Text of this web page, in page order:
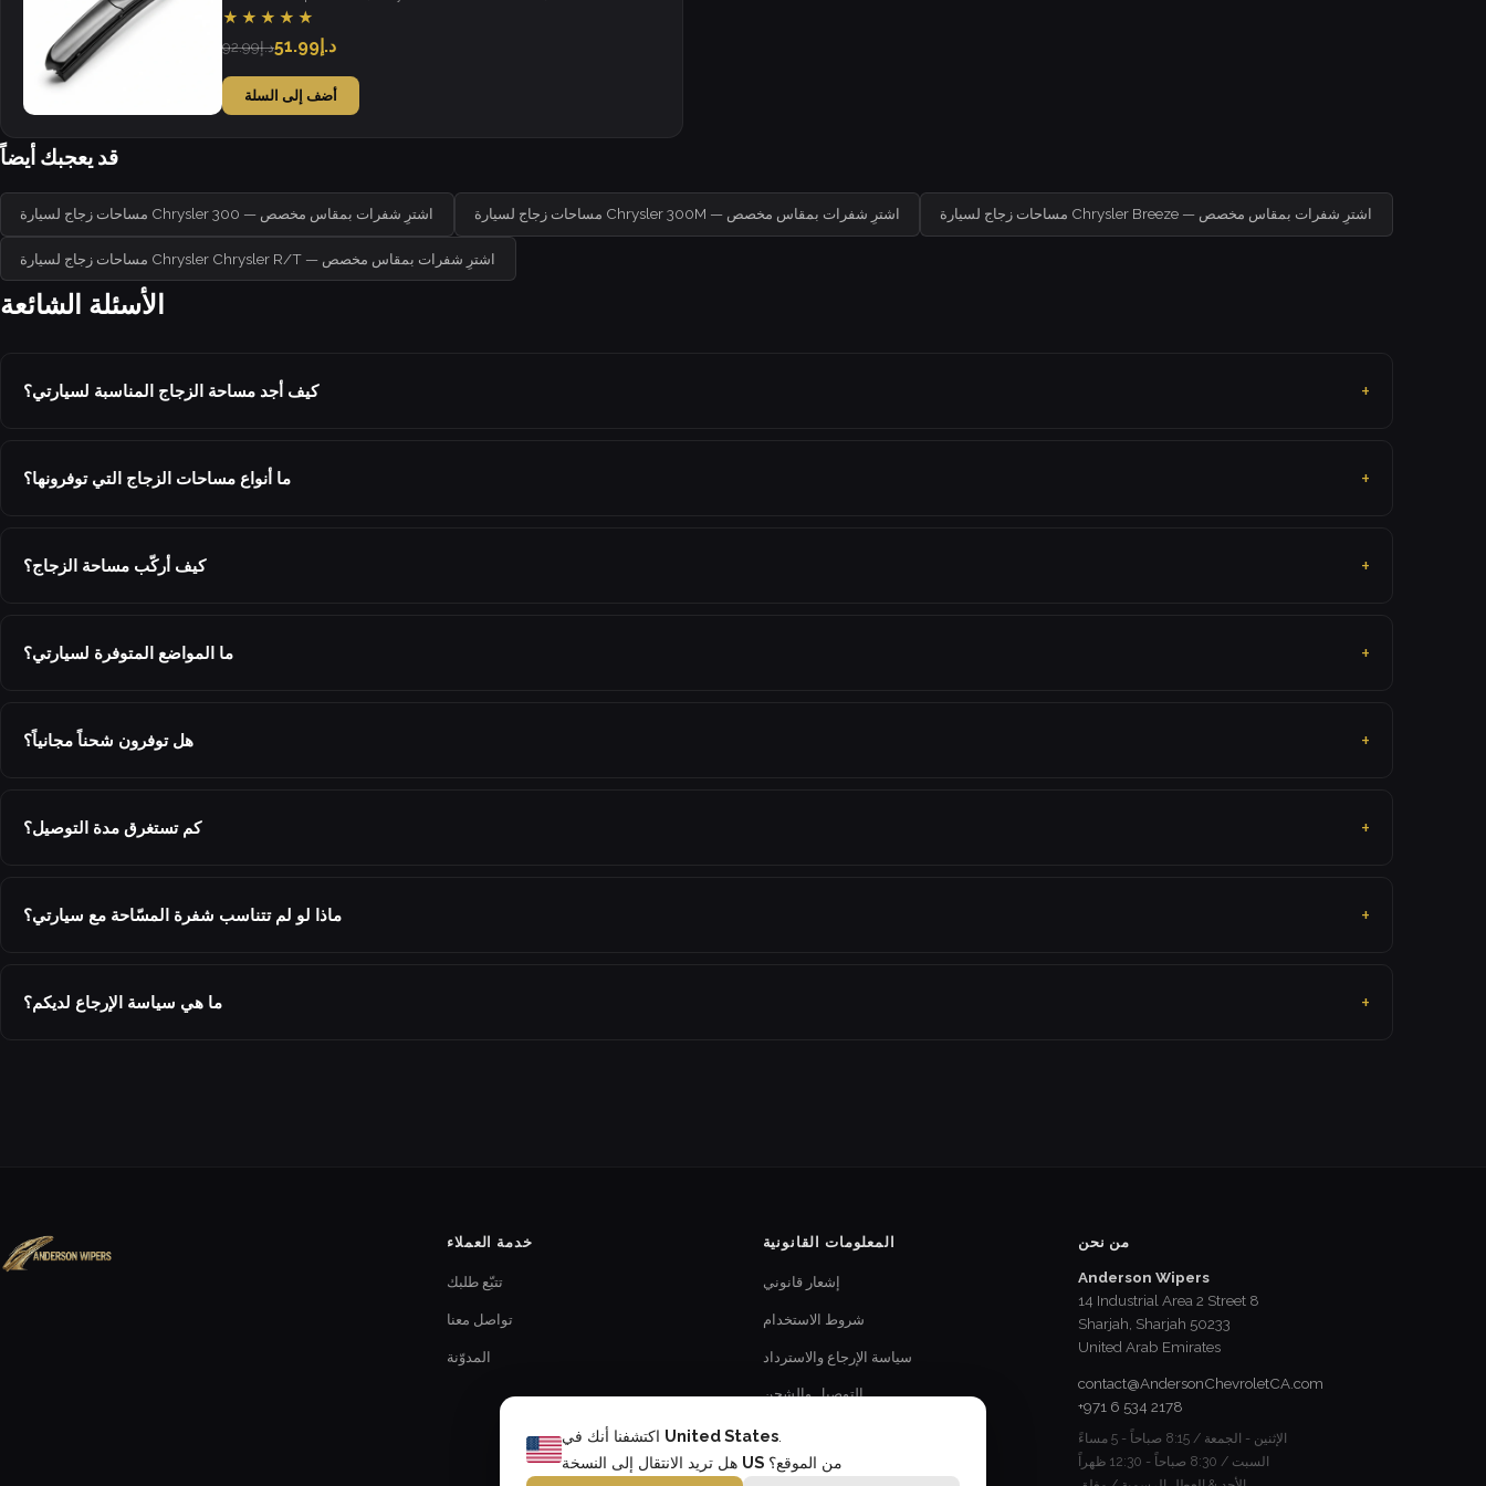
United States
US من الموقع؟
visibility in all weather.
★★★★★
د.إ92.99
د.إ51.99
أضف إلى السلة
قد يعجبك أيضاً
مساحات زجاج لسيارة Chrysler 300 — اشترِ شفرات بمقاس مخصص مساحات زجاج لسيارة Chrysler 300M — اشترِ شفرات بمقاس مخصص مساحات زجاج لسيارة Chrysler Breeze — اشترِ شفرات بمقاس مخصص
مساحات زجاج لسيارة Chrysler Chrysler R/T — اشترِ شفرات بمقاس مخصص
الأسئلة الشائعة
كيف أجد مساحة الزجاج المناسبة لسيارتي؟
ما أنواع مساحات الزجاج التي توفرونها؟
كيف أركّب مساحة الزجاج؟
ما المواضع المتوفرة لسيارتي؟
هل توفرون شحناً مجانياً؟
كم تستغرق مدة التوصيل؟
ماذا لو لم تتناسب شفرة المسّاحة مع سيارتي؟
ما هي سياسة الإرجاع لديكم؟
خدمة العملاء
تتبّع طلبك
تواصل معنا
المدوّنة
المعلومات القانونية
إشعار قانوني
شروط الاستخدام
سياسة الإرجاع والاسترداد
التوصيل والشحن
سياسة الخصوصية
من نحن
Anderson Wipers
14 Industrial Area 2 Street 8
Sharjah, Sharjah 50233
United Arab Emirates
contact@AndersonChevroletCA.com
+971 6 534 2178
الإثنين - الجمعة / 8:15 صباحاً - 5 مساءً
السبت / 8:30 صباحاً - 12:30 ظهراً